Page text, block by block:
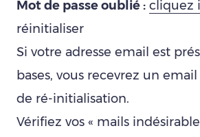
Mot de passe oublié : cliquez
réinitialiser
Si votre adresse email est
bases, vous recevrez un
de ré-initialisation.
Vérifiez vos « mails